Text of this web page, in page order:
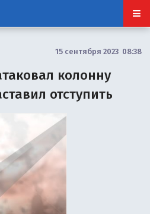
15 сентября 2023 08:38
колонну
отступить